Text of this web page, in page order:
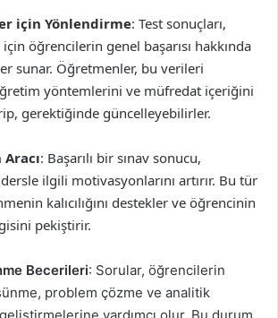
için Yönlendirme: Test sonuçları,
öğrencilerin genel başarısı hakkında
sunar. Öğretmenler, bu verileri
yöntemlerini ve müfredat içeriğini
gerektiğinde güncelleyebilirler.
: Başarılı bir sınav sonucu,
ilgili motivasyonlarını artırır. Bu tür
kalıcılığını destekler ve öğrencinin
pekiştirir.
Becerileri: Sorular, öğrencilerin
problem çözme ve analitik